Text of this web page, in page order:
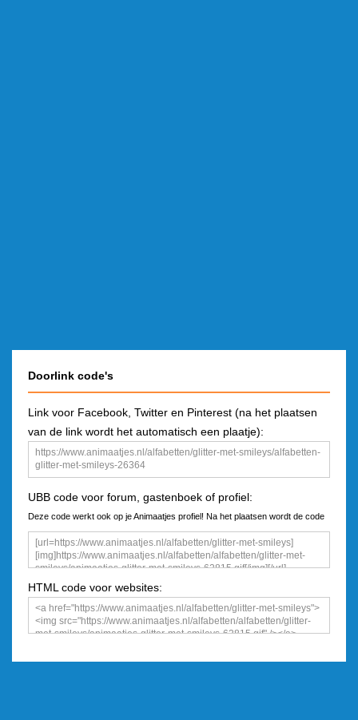
Doorlink code's
Link voor Facebook, Twitter en Pinterest (na het plaatsen
van de link wordt het automatisch een plaatje):
UBB code voor forum, gastenboek of profiel:
Deze code werkt ook op je Animaatjes profiel! Na het plaatsen wordt de code
een plaatje
HTML code voor websites: